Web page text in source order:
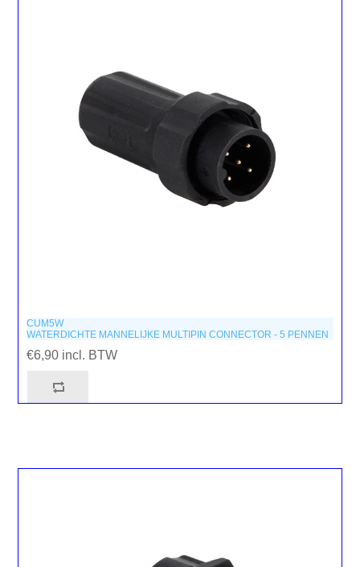
CUM5W
WATERDICHTE MANNELIJKE MULTIPIN CONNECTOR - 5 PENNEN
€6,90 incl. BTW